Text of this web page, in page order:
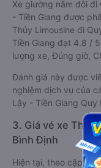
Xe giường nằm đôi đi
- Tiền Giang được
Thủy Limousine đi
Tiền Giang đạt 4.8 /
lượng xe, Đúng giờ,
Đánh giá này được
nghiệm dịch vụ của
Lậy - Tiền Giang Quy
3. Giá vé xe Thị
Bình Định
Hiện tại, theo cập